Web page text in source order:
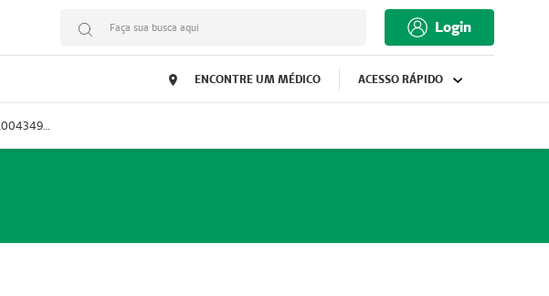
Faça sua busca aqui Login
ENCONTRE UM MÉDICO ACESSO RÁPIDO
Prestador: Vipmed Clínica Geral Ltda, 51004349-0 (Nome Fantasia: Policlínica Master)